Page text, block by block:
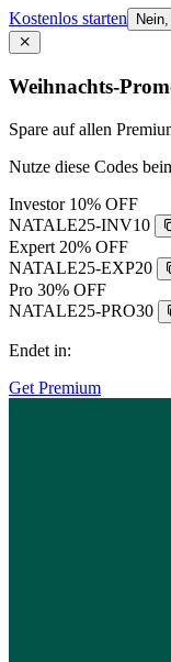
Kostenlos starten
Weihnachts-
Spare auf allen
Nutze diese Codes
Investor 10% OFF
NATALE25-INV10
Expert 20% OFF
NATALE25-EXP20
Pro 30% OFF
NATALE25-PRO30
Endet in:
Get Premium